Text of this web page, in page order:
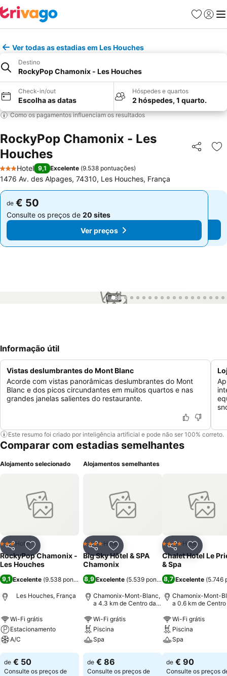
Favoritos
Iniciar
Ver todas as estadias em Les Houches
Destino
RockyPop Chamonix - Les Houches
Check-in/out
Escolha as datas
Hóspedes e quartos
2 hóspedes, 1 quarto.
Como os pagamentos influenciam os resultados
RockyPop Chamonix - Les
Houches
Partilhar
3 Estrelas
Hotel 9,1 Excelente (9.538 pontuações)
1476 Av. des Alpages, 74310, Les Houches, França
de € 50
Consulte os preços de 20 sites
Ver preços
de € 50
Consulte os preços de 20 sites
Ver preços
1 / 62
Informação útil
Vistas deslumbrantes do Mont Blanc
Acorde com vistas panorâmicas deslumbrantes do Mont
Blanc e dos picos circundantes em muitos quartos e nas
grandes janelas salientes do restaurante.
Este resumo foi criado por inteligência artificial e pode não ser 100% correto.
Comparar com estadias semelhantes
Alojamento selecionado
PartilharAdicionar aos favoritos
3 Estrelas
Hotel
RockyPop Chamonix -
Les Houches
9,1 Excelente (9.538 pontuações)
Les Houches, França
Wi-Fi grátis
Estacionamento
A/C
Ver preços
de € 50
Consulte os preços de
Alojamentos semelhantes
PartilharAdicionar aos favoritos
4 EstrelasHotel
Big Sky Hôtel & SPA
Chamonix
8,9 Excelente (5.539 pontuações)
Chamonix-Mont-Blanc,
a 4.3 km de Centro da
Wi-Fi grátis
Piscina
Spa
Ver preços
de € 86
Consulte os preços de
Partilhar
4 EstrelasHotel
Chalet Hotel Le
& Spa
8,7 Excelente (5.746
Chamonix-Mont-
a 0.6 km de
Wi-Fi grátis
Piscina
Spa
Ver preços
de € 90
Consulte os preços